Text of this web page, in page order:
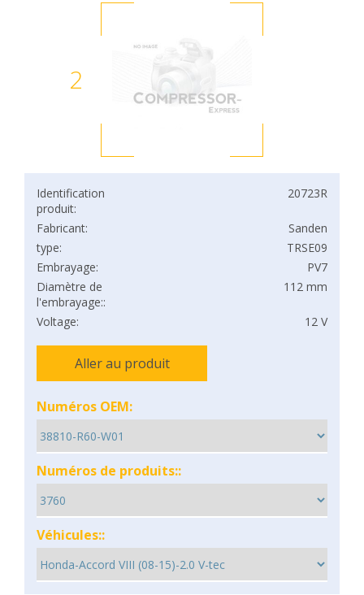
2
Identification
produit:
20723R
Fabricant:
Sanden
type:
TRSE09
Embrayage:
PV7
Diamètre de
l'embrayage::
112 mm
Voltage: 12 V
Aller au produit
Numéros OEM:
Numéros de produits::
Véhicules::